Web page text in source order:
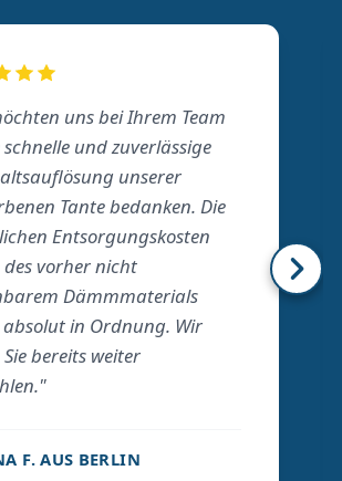
uns bei Ihrem Team
und zuverlässige
unserer
Tante bedanken. Die
Entsorgungskosten
des vorher nicht
Dämmmaterials
in Ordnung. Wir
bereits weiter
F. AUS BERLIN